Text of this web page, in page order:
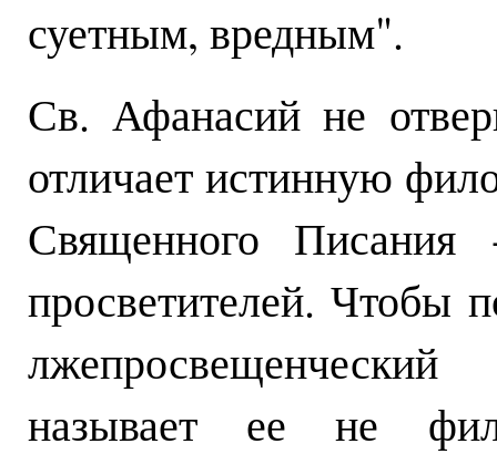
суетным, вредным".
Св. Афанасий не
отличает истинную
Священного
просветителей. Чтобы
называет ее не